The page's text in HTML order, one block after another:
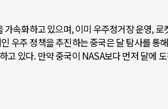
가속화하고 있으며, 이미 우주정거장 운영, 로
우주 정책을 추진하는 중국은 달 탐사를 통
고 있다. 만약 중국이 NASA보다 먼저 달에